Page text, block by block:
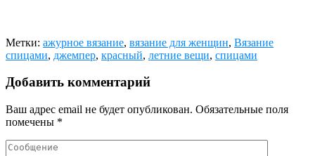
Метки: ажурное вязание, вязание для женщин, Вязание
спицами, джемпер, красный, летние вещи, спицами
Добавить комментарий
Ваш адрес email не будет опубликован. Обязательные поля
помечены *